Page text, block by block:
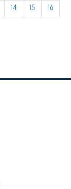
14 15 16